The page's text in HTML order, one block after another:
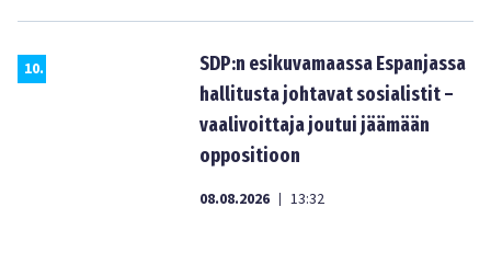
10.
SDP:n esikuvamaassa Espanjassa
hallitusta johtavat sosialistit –
vaalivoittaja joutui jäämään
oppositioon
08.08.2026 | 13:32